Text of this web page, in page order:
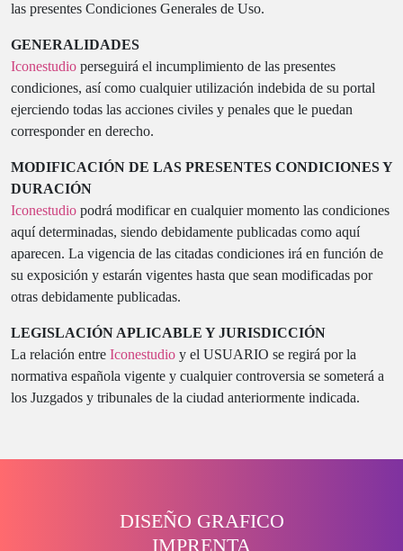
las presentes Condiciones Generales de Uso.
GENERALIDADES
Iconestudio perseguirá el incumplimiento de las presentes
condiciones, así como cualquier utilización indebida de su portal
ejerciendo todas las acciones civiles y penales que le puedan
corresponder en derecho.
MODIFICACIÓN DE LAS PRESENTES CONDICIONES Y
DURACIÓN
Iconestudio podrá modificar en cualquier momento las condiciones
aquí determinadas, siendo debidamente publicadas como aquí
aparecen. La vigencia de las citadas condiciones irá en función de
su exposición y estarán vigentes hasta que sean modificadas por
otras debidamente publicadas.
LEGISLACIÓN APLICABLE Y JURISDICCIÓN
La relación entre Iconestudio y el USUARIO se regirá por la
normativa española vigente y cualquier controversia se someterá a
los Juzgados y tribunales de la ciudad anteriormente indicada.
DISEÑO GRAFICO
IMPRENTA